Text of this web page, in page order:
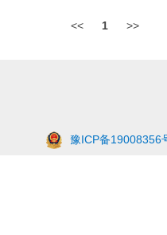
<< 1 >>
豫ICP备19008356